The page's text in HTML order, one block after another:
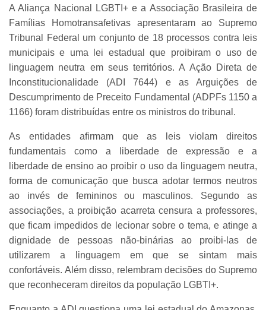
A Aliança Nacional LGBTI+ e a Associação Brasileira de
Famílias Homotransafetivas apresentaram ao Supremo
Tribunal Federal um conjunto de 18 processos contra leis
municipais e uma lei estadual que proibiram o uso de
linguagem neutra em seus territórios. A Ação Direta de
Inconstitucionalidade (ADI 7644) e as Arguições de
Descumprimento de Preceito Fundamental (ADPFs 1150 a
1166) foram distribuídas entre os ministros do tribunal.
As entidades afirmam que as leis violam direitos
fundamentais como a liberdade de expressão e a
liberdade de ensino ao proibir o uso da linguagem neutra,
forma de comunicação que busca adotar termos neutros
ao invés de femininos ou masculinos. Segundo as
associações, a proibição acarreta censura a professores,
que ficam impedidos de lecionar sobre o tema, e atinge a
dignidade de pessoas não-binárias ao proibi-las de
utilizarem a linguagem em que se sintam mais
confortáveis. Além disso, relembram decisões do Supremo
que reconheceram direitos da população LGBTI+.